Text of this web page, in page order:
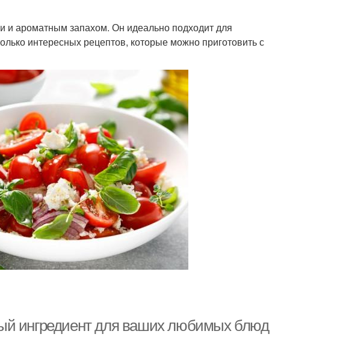
и ароматным запахом. Он идеально подходит для
интересных рецептов, которые можно приготовить с
ингредиент для ваших любимых блюд